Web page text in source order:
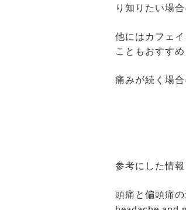
り知りたい場
他にはカフェ
こともおすす
痛みが続く場
参考にした情報
頭痛と偏頭痛